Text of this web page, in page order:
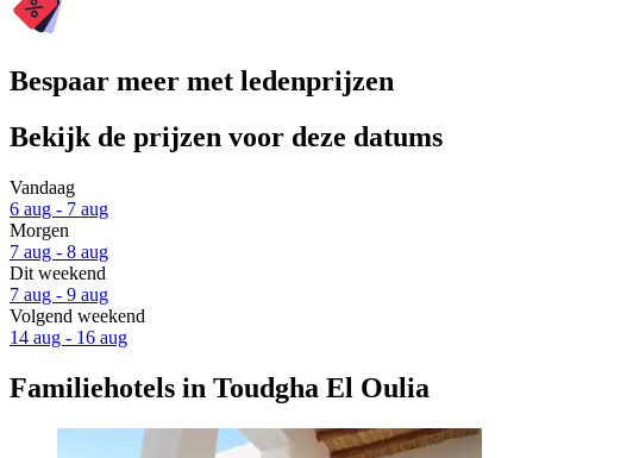
Bespaar meer met ledenprijzen
Bekijk de prijzen voor deze datums
Vandaag
6 aug - 7 aug
Morgen
7 aug - 8 aug
Dit weekend
7 aug - 9 aug
Volgend weekend
14 aug - 16 aug
Familiehotels in Toudgha El Oulia